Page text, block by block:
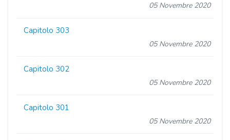
05 Novembre 2020
Capitolo 303
05 Novembre 2020
Capitolo 302
05 Novembre 2020
Capitolo 301
05 Novembre 2020